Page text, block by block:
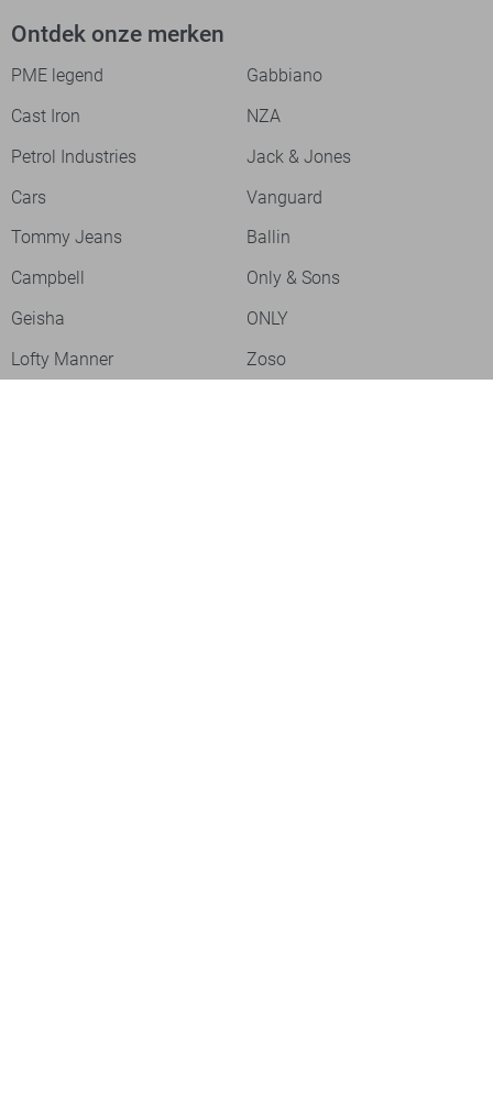
Ontdek onze merken
PME legend
Gabbiano
Cast Iron
NZA
Petrol Industries
Jack & Jones
Cars
Vanguard
Tommy Jeans
Ballin
Campbell
Only & Sons
Geisha
ONLY
Lofty Manner
Zoso